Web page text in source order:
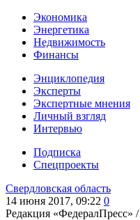
Экономика
Энергетика
Недвижимость
Финансы
Энциклопедия
Эксперты
Экспертные мнения
Личный взгляд
Интервью
Подписка
Спецпроекты
Свердловская область
14 июня 2017, 09:22 0
Редакция «ФедералПресс» /